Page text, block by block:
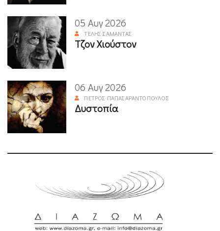
05 Αυγ 2026
ΤΈΛΗΣ ΣΑΜΑΝΤΆΣ
Τζον Χιούστον
06 Αυγ 2026
ΠΈΤΡΟΣ ΠΑΠΑΣΑΡΑΝΤΌΠΟΥΛΟΣ
Δυστοπία